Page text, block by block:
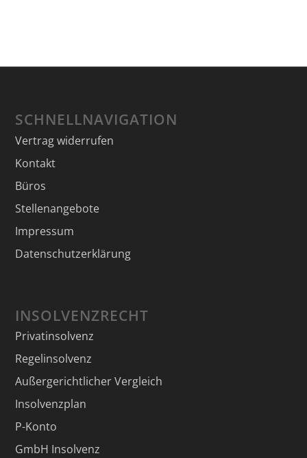
SCHNELLNAVIGATION
Vertrag widerrufen
Kontakt
Büros
Stellenangebote
Impressum
Datenschutzerklärung
INSOLVENZRECHT
Privatinsolvenz
Regelinsolvenz
Außergerichtlicher Vergleich
Insolvenzplan
P-Konto
GmbH Insolvenz